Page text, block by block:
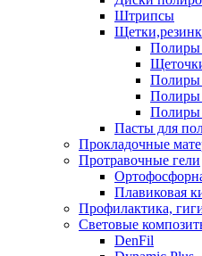
Штрипсы
Полиры
Полиры
Полиры
Полиры
Пасты для
Прокладочные
Протравочные гели
Плавиковая
Профилактика,
Световые
DenFil